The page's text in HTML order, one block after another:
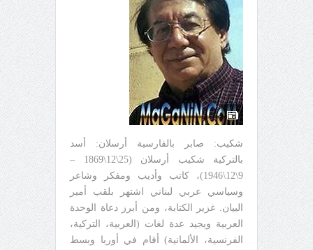
شكيب: صابر بالفارسية أرسلان: أسد
بالتركية شكيب أرسلان (25\12\1869 –
9\12\1946)، كاتب وأديب ومفكر وشاعر
وسياسي عربي لبناني اشتهر بلقب أمير
البيان. غزير الكتابة، ومن أبرز دعاة الوحدة
العربية ويجيد عدة لغات (العربية، التركية،
الفرنسية، الألمانية) أقام في أوربا وبسط